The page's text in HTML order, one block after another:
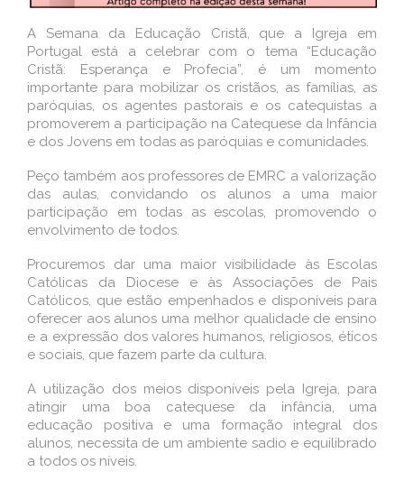
A Semana da Educação Cristã, que a Igreja em
Portugal está a celebrar com o tema “Educação
Cristã: Esperança e Profecia”, é um momento
importante para mobilizar os cristãos, as famílias, as
paróquias, os agentes pastorais e os catequistas a
promoverem a participação na Catequese da Infância
e dos Jovens em todas as paróquias e comunidades.
Peço também aos professores de EMRC a valorização
das aulas, convidando os alunos a uma maior
participação em todas as escolas, promovendo o
envolvimento de todos.
Procuremos dar uma maior visibilidade às Escolas
Católicas da Diocese e às Associações de Pais
Católicos, que estão empenhados e disponíveis para
oferecer aos alunos uma melhor qualidade de ensino
e a expressão dos valores humanos, religiosos, éticos
e sociais, que fazem parte da cultura.
A utilização dos meios disponíveis pela Igreja, para
atingir uma boa catequese da infância, uma
educação positiva e uma formação integral dos
alunos, necessita de um ambiente sadio e equilibrado
a todos os níveis.